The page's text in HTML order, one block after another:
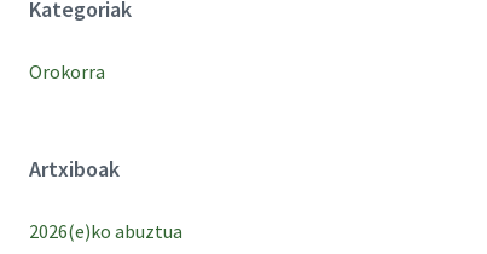
Kategoriak
Orokorra
Artxiboak
2026(e)ko abuztua